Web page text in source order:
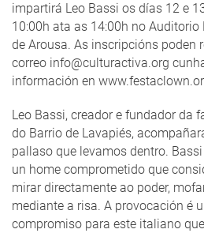
impartirá Leo Bassi os días 12 e
10:00h ata as 14:00h no
de Arousa. As inscripcións poden
correo info@culturactiva.org
información en
Leo Bassi, creador e fundador da
do Barrio de Lavapiés,
pallaso que levamos dentro.
un home comprometido que
mirar directamente ao poder,
mediante a risa. A provocación é
compromiso para este italiano